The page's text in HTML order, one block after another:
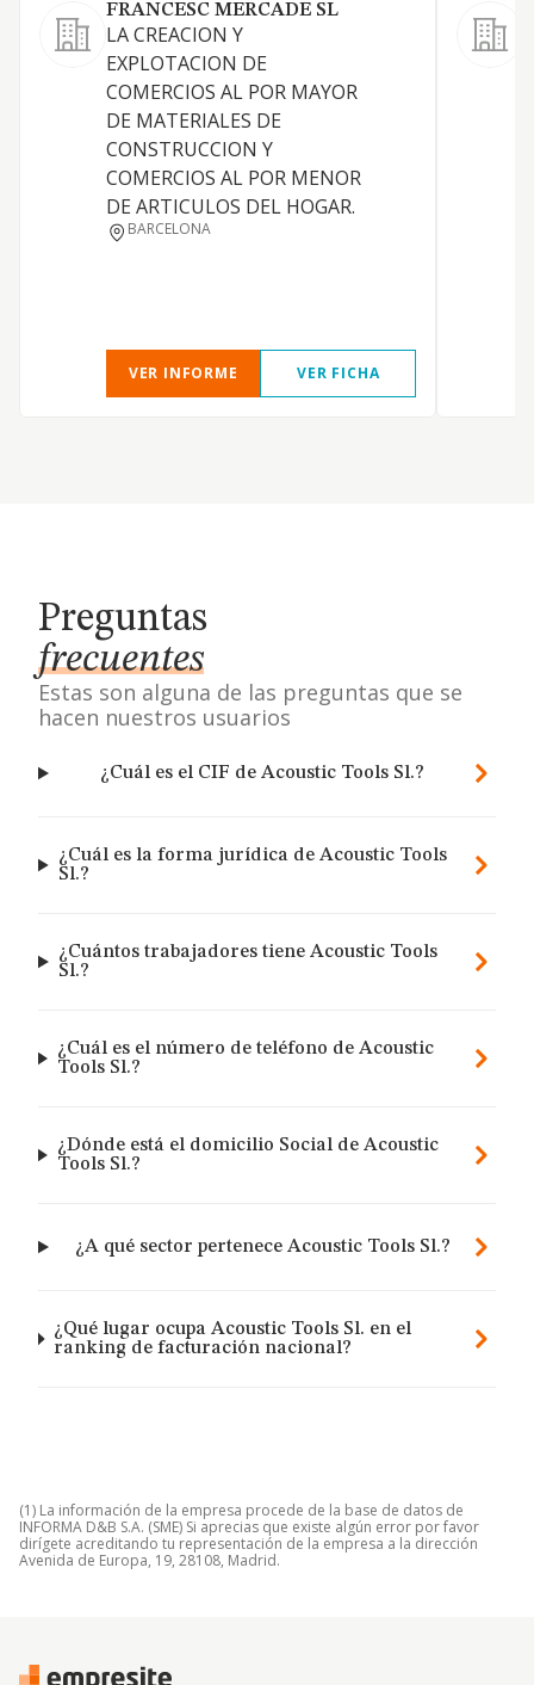
FRANCESC MERCADE SL
LA CREACION Y
EXPLOTACION DE
COMERCIOS AL POR MAYOR
DE MATERIALES DE
CONSTRUCCION Y
COMERCIOS AL POR MENOR
DE ARTICULOS DEL HOGAR.
BARCELONA
VER INFORME VER FICHA
Preguntas
frecuentes
Estas son alguna de las preguntas que se
hacen nuestros usuarios
¿Cuál es el CIF de Acoustic Tools Sl.?
¿Cuál es la forma jurídica de Acoustic Tools
Sl.?
¿Cuántos trabajadores tiene Acoustic Tools
Sl.?
¿Cuál es el número de teléfono de Acoustic
Tools Sl.?
¿Dónde está el domicilio Social de Acoustic
Tools Sl.?
¿A qué sector pertenece Acoustic Tools Sl.?
¿Qué lugar ocupa Acoustic Tools Sl. en el
ranking de facturación nacional?
(1) La información de la empresa procede de la base de datos de
INFORMA D&B S.A. (SME) Si aprecias que existe algún error por favor
dirígete acreditando tu representación de la empresa a la dirección
Avenida de Europa, 19, 28108, Madrid.